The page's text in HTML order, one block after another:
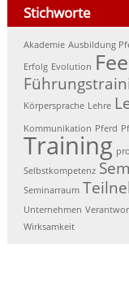
Stichworte
Akademie Ausbildung
Erfolg Evolution
Körpersprache Lehre
Kommunikation Pferd
Training
Selbstkompetenz
Seminarraum
Unternehmen
Wirksamkeit